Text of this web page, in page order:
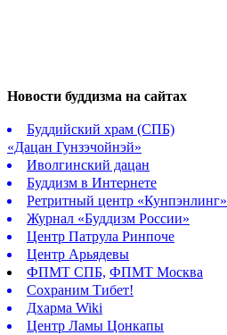
Новости буддизма на сайтах
Буддийский храм (СПБ)
«Дацан Гунзэчойнэй»
Иволгинский дацан
Буддизм в Интернете
Ретритный центр «Кунпэнлинг»
Журнал «Буддизм России»
Центр Патрула Ринпоче
Центр Арьядевы
ФПМТ СПБ, ФПМТ Москва
Сохраним Тибет!
Дхарма Wiki
Центр Ламы Цонкапы